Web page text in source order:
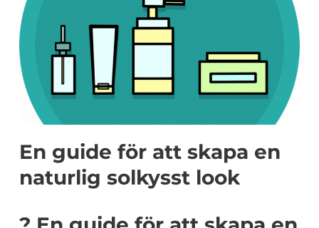
En guide för att skapa en
naturlig solkysst look